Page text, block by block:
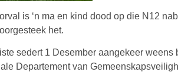
is ‘n ma en kind dood op die N12
het.
sedert 1 Desember aangekeer
Departement van